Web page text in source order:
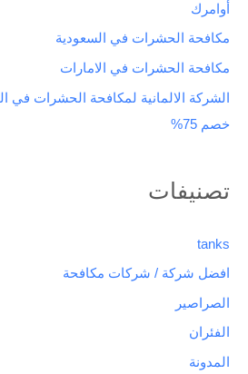
:
أوامرك
مكافحة الحشرات في السعودية
مكافحة الحشرات في الامارات
خصم 75%
تصنيفات
tanks
افضل شركة / شركات مكافحة
الصراصير
الفئران
المدونة